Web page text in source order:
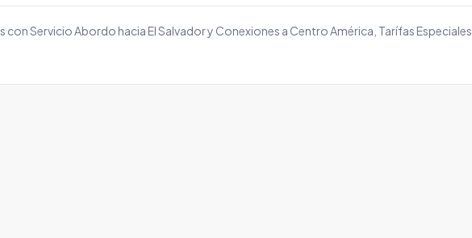
con Servicio Abordo hacia El Salvador y Conexiones a Centro América, Tarífas Especiales